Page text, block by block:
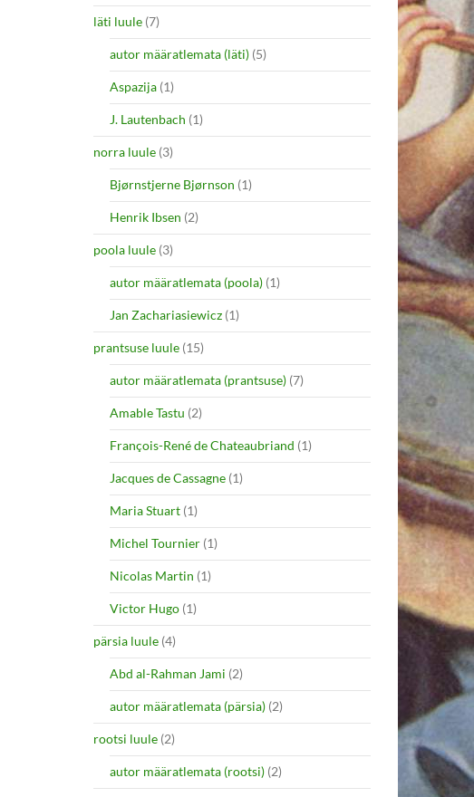
läti luule (7)
autor määratlemata (läti) (5)
Aspazija (1)
J. Lautenbach (1)
norra luule (3)
Bjørnstjerne Bjørnson (1)
Henrik Ibsen (2)
poola luule (3)
autor määratlemata (poola) (1)
Jan Zachariasiewicz (1)
prantsuse luule (15)
autor määratlemata (prantsuse) (7)
Amable Tastu (2)
François-René de Chateaubriand (1)
Jacques de Cassagne (1)
Maria Stuart (1)
Michel Tournier (1)
Nicolas Martin (1)
Victor Hugo (1)
pärsia luule (4)
Abd al-Rahman Jami (2)
autor määratlemata (pärsia) (2)
rootsi luule (2)
autor määratlemata (rootsi) (2)